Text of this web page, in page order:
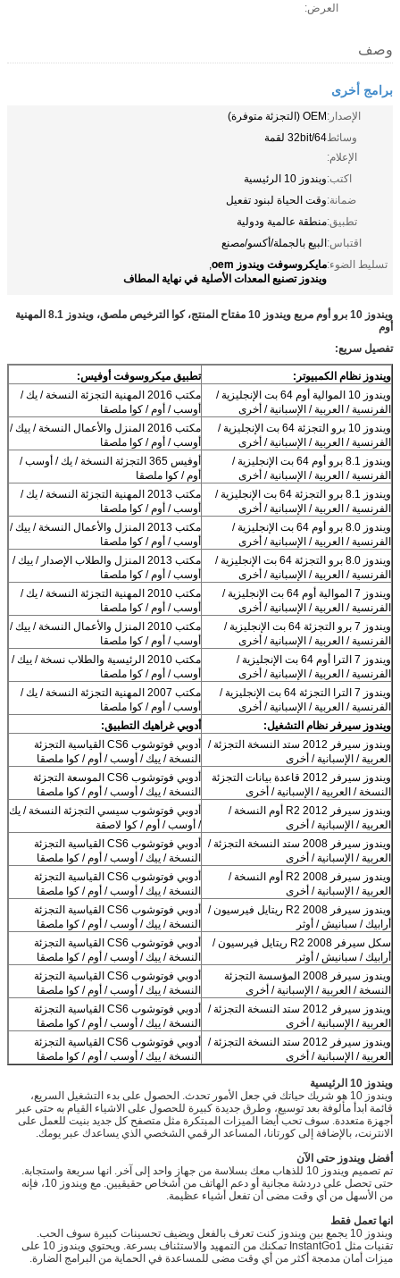
العرض:
وصف
برامج أخرى
الإصدار:OEM (التجزئة متوفرة)
وسائط
الإعلام:
32bit/64 لقمة
اكتب:ويندوز 10 الرئيسية
ضمانة:وقت الحياة لبنود تفعيل
تطبيق:منطقة عالمية ودولية
اقتباس:البيع بالجملة/أكسو/مصنع
تسليط الضوء:مايكروسوفت ويندوز oem ,
ويندوز تصنيع المعدات الأصلية في نهاية المطاف
ويندوز 10 برو أوم مربع ويندوز 10 مفتاح المنتج، كوا الترخيص ملصق، ويندوز 8.1 المهنية
أوم
تفصيل سريع:
ويندوز نظام الكمبيوتر:
تطبيق ميكروسوفت أوفيس:
ويندوز 10 الموالية أوم 64 بت الإنجليزية /
الفرنسية / العربية / الإسبانية / أخرى
مكتب 2016 المهنية التجزئة النسخة / يك /
أوسب / أوم / كوا ملصقا
ويندوز 10 برو التجزئة 64 بت الإنجليزية /
الفرنسية / العربية / الإسبانية / أخرى
مكتب 2016 المنزل والأعمال النسخة / ييك /
أوسب / أوم / كوا ملصقا
ويندوز 8.1 برو أوم 64 بت الإنجليزية /
الفرنسية / العربية / الإسبانية / أخرى
أوفيس 365 التجزئة النسخة / يك / أوسب /
أوم / كوا ملصقا
ويندوز 8.1 برو التجزئة 64 بت الإنجليزية /
الفرنسية / العربية / الإسبانية / أخرى
مكتب 2013 المهنية التجزئة النسخة / يك /
أوسب / أوم / كوا ملصقا
ويندوز 8.0 برو أوم 64 بت الإنجليزية /
الفرنسية / العربية / الإسبانية / أخرى
مكتب 2013 المنزل والأعمال النسخة / ييك /
أوسب / أوم / كوا ملصقا
ويندوز 8.0 برو التجزئة 64 بت الإنجليزية /
الفرنسية / العربية / الإسبانية / أخرى
مكتب 2013 المنزل والطلاب الإصدار / ييك /
أوسب / أوم / كوا ملصقا
ويندوز 7 الموالية أوم 64 بت الإنجليزية /
الفرنسية / العربية / الإسبانية / أخرى
مكتب 2010 المهنية التجزئة النسخة / يك /
أوسب / أوم / كوا ملصقا
ويندوز 7 برو التجزئة 64 بت الإنجليزية /
الفرنسية / العربية / الإسبانية / أخرى
مكتب 2010 المنزل والأعمال النسخة / ييك /
أوسب / أوم / كوا ملصقا
ويندوز 7 الترا أوم 64 بت الإنجليزية /
الفرنسية / العربية / الإسبانية / أخرى
مكتب 2010 الرئيسية والطلاب نسخة / ييك /
أوسب / أوم / كوا ملصقا
ويندوز 7 الترا التجزئة 64 بت الإنجليزية /
الفرنسية / العربية / الإسبانية / أخرى
مكتب 2007 المهنية التجزئة النسخة / يك /
أوسب / أوم / كوا ملصقا
ويندوز سيرفر نظام التشغيل:
أدوبي غراهيك التطبيق:
ويندوز سيرفر 2012 ستد النسخة التجزئة /
العربية / الإسبانية / أخرى
أدوبي فوتوشوب CS6 القياسية التجزئة
النسخة / ييك / أوسب / أوم / كوا ملصقا
ويندوز سيرفر 2012 قاعدة بيانات التجزئة
النسخة / العربية / الإسبانية / أخرى
أدوبي فوتوشوب CS6 الموسعة التجزئة
النسخة / ييك / أوسب / أوم / كوا ملصقا
ويندوز سيرفر 2012 R2 أوم النسخة /
العربية / الإسبانية / أخرى
أدوبي فوتوشوب سيسي التجزئة النسخة / يك
/ أوسب / أوم / كوا لاصقة
ويندوز سيرفر 2008 ستد النسخة التجزئة /
العربية / الإسبانية / أخرى
أدوبي فوتوشوب CS6 القياسية التجزئة
النسخة / ييك / أوسب / أوم / كوا ملصقا
ويندوز سيرفر 2008 R2 أوم النسخة /
العربية / الإسبانية / أخرى
أدوبي فوتوشوب CS6 القياسية التجزئة
النسخة / ييك / أوسب / أوم / كوا ملصقا
ويندوز سيرفر 2008 R2 ريتايل فيرسيون /
أرابيك / سبانيش / أوثر
أدوبي فوتوشوب CS6 القياسية التجزئة
النسخة / ييك / أوسب / أوم / كوا ملصقا
سكل سيرفر 2008 R2 ريتايل فيرسيون /
أرابيك / سبانيش / أوثر
أدوبي فوتوشوب CS6 القياسية التجزئة
النسخة / ييك / أوسب / أوم / كوا ملصقا
ويندوز سيرفر 2008 المؤسسة التجزئة
النسخة / العربية / الإسبانية / أخرى
أدوبي فوتوشوب CS6 القياسية التجزئة
النسخة / ييك / أوسب / أوم / كوا ملصقا
ويندوز سيرفر 2012 ستد النسخة التجزئة /
العربية / الإسبانية / أخرى
أدوبي فوتوشوب CS6 القياسية التجزئة
النسخة / ييك / أوسب / أوم / كوا ملصقا
ويندوز سيرفر 2012 ستد النسخة التجزئة /
العربية / الإسبانية / أخرى
أدوبي فوتوشوب CS6 القياسية التجزئة
النسخة / ييك / أوسب / أوم / كوا ملصقا
ويندوز 10 الرئيسية
ويندوز 10 هو شريك حياتك في جعل الأمور تحدث. الحصول على بدء التشغيل السريع،
قائمة ابدأ مألوفة بعد توسيع، وطرق جديدة كبيرة للحصول على الاشياء القيام به حتى عبر
أجهزة متعددة. سوف تحب أيضا الميزات المبتكرة مثل متصفح كل جديد بنيت للعمل على
الانترنت، بالإضافة إلى كورتانا، المساعد الرقمي الشخصي الذي يساعدك عبر يومك.
أفضل ويندوز حتى الآن
تم تصميم ويندوز 10 للذهاب معك بسلاسة من جهاز واحد إلى آخر. انها سريعة واستجابة.
حتى تحصل على دردشة مجانية أو دعم الهاتف من أشخاص حقيقيين. مع ويندوز 10، فإنه
من الأسهل من أي وقت مضى أن تفعل أشياء عظيمة.
انها تعمل فقط
ويندوز 10 يجمع بين ويندوز كنت تعرف بالفعل ويضيف تحسينات كبيرة سوف الحب.
تقنيات مثل InstantGo1 تمكنك من التمهيد والاستئناف بسرعة. ويحتوي ويندوز 10 على
ميزات أمان مدمجة أكثر من أي وقت مضى للمساعدة في الحماية من البرامج الضارة.